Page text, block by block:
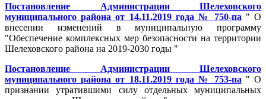
Постановление Администрации Шелеховского
муниципального района от 14.11.2019 года № 750-па " О
внесении изменений в муниципальную программу
"Обеспечение комплексных мер безопасности на территории
Шелеховского района на 2019-2030 годы "
Постановление Администрации Шелеховского
муниципального района от 18.11.2019 года № 753-па " О
признании утратившими силу отдельных муниципальных